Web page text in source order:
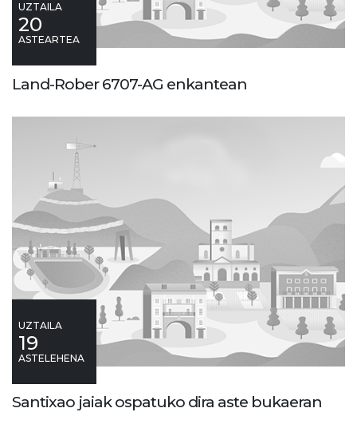
UZTAILA
20
ASTEARTEA
Land-Rober 6707-AG enkantean
UZTAILA
19
ASTELEHENA
Santixao jaiak ospatuko dira aste bukaeran